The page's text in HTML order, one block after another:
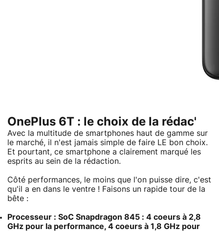
OnePlus 6T : le choix de la rédac'
Avec la multitude de smartphones haut de gamme sur
le marché, il n'est jamais simple de faire LE bon choix.
Et pourtant, ce smartphone a clairement marqué les
esprits au sein de la rédaction.
Côté performances, le moins que l'on puisse dire, c'est
qu'il a en dans le ventre ! Faisons un rapide tour de la
bête :
Processeur : SoC Snapdragon 845 : 4 coeurs à 2,8
GHz pour la performance, 4 coeurs à 1,8 GHz pour